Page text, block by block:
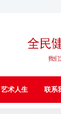
艺术人生 联系